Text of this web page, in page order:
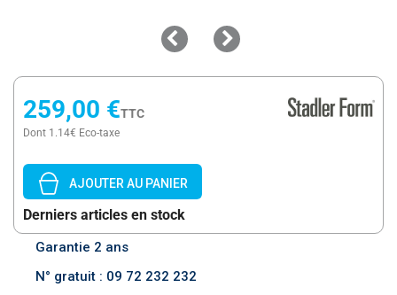
259,00 €TTC
Dont 1.14€ Eco-taxe
AJOUTER AU PANIER
Derniers articles en stock
Garantie 2 ans
N° gratuit : 09 72 232 232